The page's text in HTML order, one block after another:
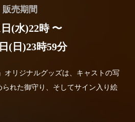
販売期間
(水)22時 〜
(日)23時59分
オリジナルグッズは、 キャストの写
れた御守り、そしてサイン入り絵